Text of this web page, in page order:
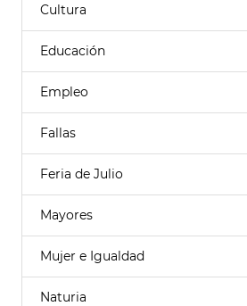
Cultura
Educación
Empleo
Fallas
Feria de Julio
Mayores
Mujer e Igualdad
Naturia